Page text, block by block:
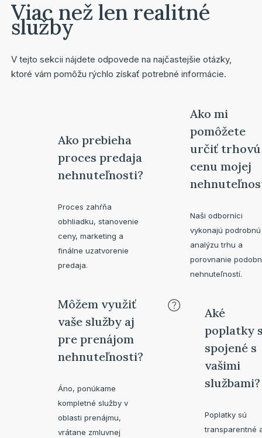
Viac než len realitné
služby
V tejto sekcii nájdete odpovede na najčastejšie otázky,
ktoré vám pomôžu rýchlo získať potrebné informácie.
Ako prebieha
proces predaja
nehnuteľnosti?
Proces zahŕňa
obhliadku, stanovenie
ceny, marketing a
finálne uzatvorenie
predaja.
Môžem využiť
vaše služby aj
pre prenájom
nehnuteľnosti?
Áno, ponúkame
kompletné služby v
oblasti prenájmu,
vrátane zmluvnej
Ako mi
pomôžete
určiť trhovú
cenu mojej
Naši odborníci
vykonajú podrobnú
analýzu trhu a
porovnanie
nehnuteľností.
Aké
poplatky
spojené s
vašimi
službami?
Poplatky sú
transparentné